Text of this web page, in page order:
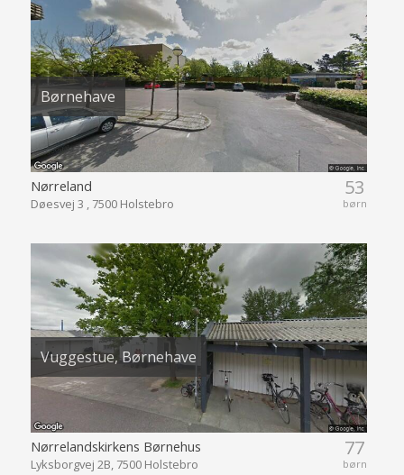
Børnehave
53
børn
Nørreland
Døesvej 3 , 7500 Holstebro
Vuggestue, Børnehave
77
børn
Nørrelandskirkens Børnehus
Lyksborgvej 2B, 7500 Holstebro